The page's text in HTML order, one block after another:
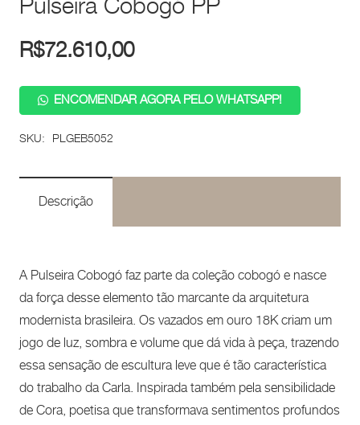
Pulseira Cobogó PP
R$72.610,00
ENCOMENDAR AGORA PELO WHATSAPP!
SKU: PLGEB5052
Descrição
A Pulseira Cobogó faz parte da coleção cobogó e nasce
da força desse elemento tão marcante da arquitetura
modernista brasileira. Os vazados em ouro 18K criam um
jogo de luz, sombra e volume que dá vida à peça, trazendo
essa sensação de escultura leve que é tão característica
do trabalho da Carla. Inspirada também pela sensibilidade
de Cora, poetisa que transformava sentimentos profundos